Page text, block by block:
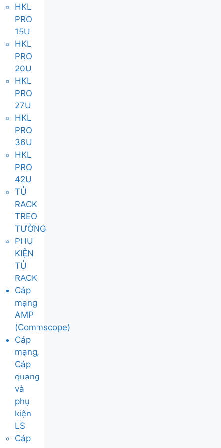
HKL
PRO
15U
HKL
PRO
20U
HKL
PRO
27U
HKL
PRO
36U
HKL
PRO
42U
TỦ
RACK
TREO
TƯỜNG
PHỤ
KIỆN
TỦ
RACK
Cáp
mạng
AMP
(Commscope)
Cáp
mạng,
Cáp
quang
và
phụ
kiện
LS
Cáp